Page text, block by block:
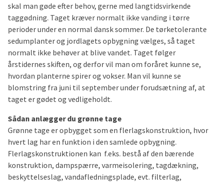
skal man gøde efter behov, gerne med langtidsvirkende
taggødning. Taget kræver normalt ikke vanding i tørre
perioder under en normal dansk sommer. De tørketolerante
sedumplanter og jordlagets opbygning vælges, så taget
normalt ikke behøver at blive vandet. Taget følger
årstidernes skiften, og derfor vil man om foråret kunne se,
hvordan planterne spirer og vokser. Man vil kunne se
blomstring fra juni til september under forudsætning af, at
taget er gødet og vedligeholdt.
Sådan anlægger du grønne tage
Grønne tage er opbygget som en flerlagskonstruktion, hvor
hvert lag har en funktion i den samlede opbygning.
Flerlagskonstruktionen kan f.eks. bestå af den bærende
konstruktion, dampspærre, varmeisolering, tagdækning,
beskyttelseslag, vandafledningsplade, evt. filterlag,